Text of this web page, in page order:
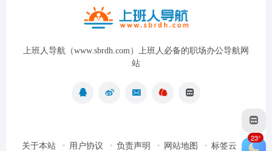
上班人导航（www.sbrdh.com）上班人必备的职场办公导航网
站
关于本站 用户协议 负责声明 网站地图 标签云
23°